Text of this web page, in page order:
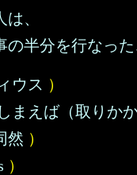
、
の半分を行なった
ウス ）
まえば（取りか
然 ）
）